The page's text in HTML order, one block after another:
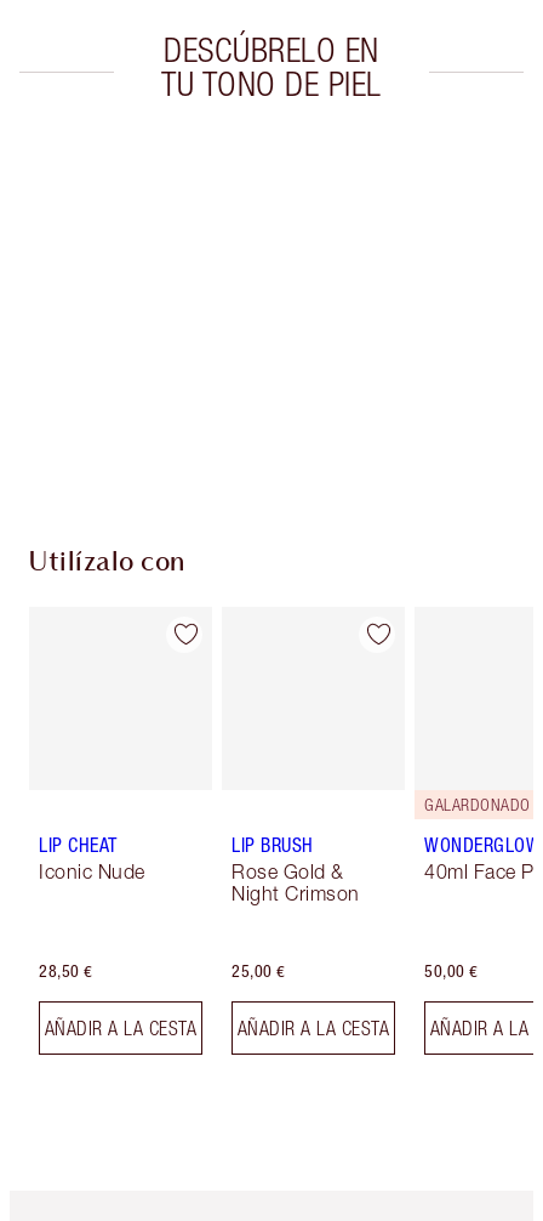
DESCÚBRELO EN
TU TONO DE PIEL
Utilízalo con
LIP CHEAT
Iconic Nude
28,50 €
AÑADIR A LA CESTA
LIP BRUSH
Rose Gold &
Night Crimson
25,00 €
AÑADIR A LA CESTA
GALARDONADO
WONDERGLOW
40ml Face
50,00 €
AÑADIR A LA